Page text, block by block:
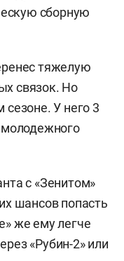
сборную
тяжелую
связок. Но
сезоне. У него 3
молодежного
с «Зенитом»
шансов попасть
же ему легче
«Рубин-2» или